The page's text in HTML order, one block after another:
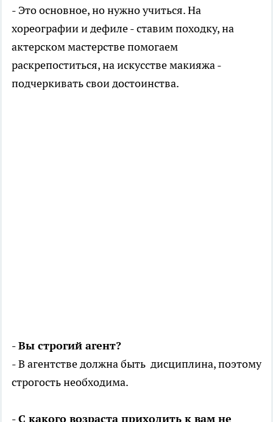
- Это основное, но нужно учиться. На
хореографии и дефиле - ставим походку, на
актерском мастерстве помогаем
раскрепоститься, на искусстве макияжа -
подчеркивать свои достоинства.
- Вы строгий агент?
- В агентстве должна быть дисциплина, поэтому
строгость необходима.
- С какого возраста приходить к вам не